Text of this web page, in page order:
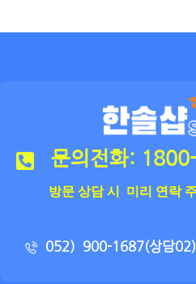
문의전화:
방문 상담 시 미리 연락
052）900-1687(상담02)